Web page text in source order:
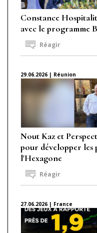
Constance
avec le programme
Réagir
29.06.2026 | Réunion
Nout Kaz et
pour développer les
l'Hexagone
Réagir
27.06.2026 | France